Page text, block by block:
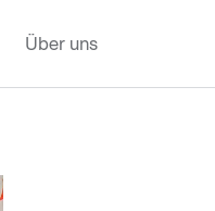
Über uns